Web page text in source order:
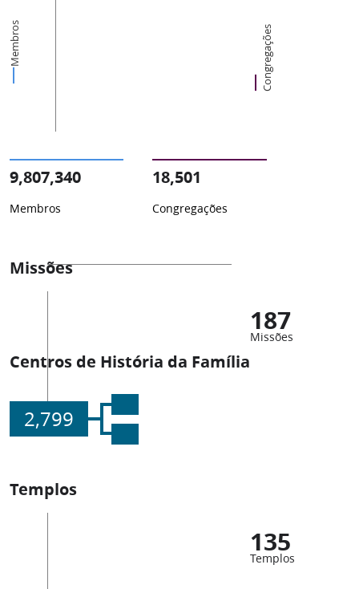
Membros Congregações
9,807,340
Membros
18,501
Congregações
Missões
187
Missões
Centros de História da Família
2,799
Templos
135
Templos